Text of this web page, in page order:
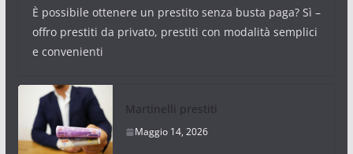
È possibile ottenere un prestito senza busta paga? Sì –
offro prestiti da privato, prestiti con modalità semplici
e convenienti
Martinelli prestiti
Maggio 14, 2026